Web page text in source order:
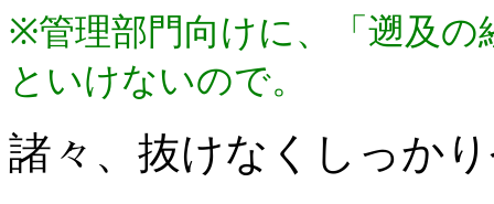
※管理部門向けに、「遡及
といけないので。
諸々、抜けなくしっか